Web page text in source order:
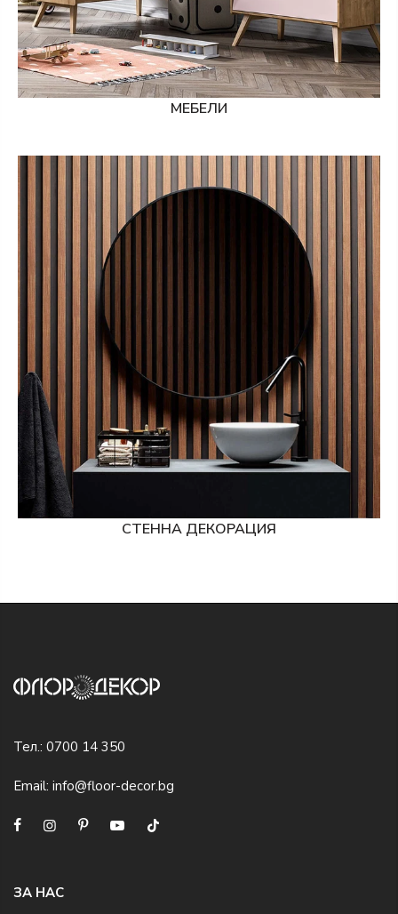
МЕБЕЛИ
СТЕННА ДЕКОРАЦИЯ
Тел.: 0700 14 350
Email: info@floor-decor.bg
ЗА НАС